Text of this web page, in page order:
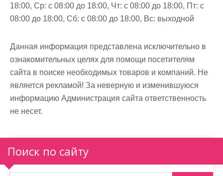
18:00, Ср: с 08:00 до 18:00, Чт: с 08:00 до 18:00, Пт: с
08:00 до 18:00, Сб: с 08:00 до 18:00, Вс: выходной
Данная информация представлена исключительно в
ознакомительных целях для помощи посетителям
сайта в поиске необходимых товаров и компаний. Не
является рекламой! За неверную и изменившуюся
информацию Администрация сайта ответственность
не несет.
Поиск по сайту